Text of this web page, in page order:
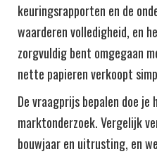
keuringsrapporten en de
waarderen volledigheid, en
zorgvuldig bent omgegaan
nette papieren verkoopt
De vraagprijs bepalen doe je
marktonderzoek. Vergelijk
bouwjaar en uitrusting, en